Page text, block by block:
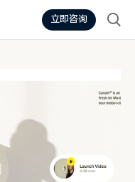
立即咨询